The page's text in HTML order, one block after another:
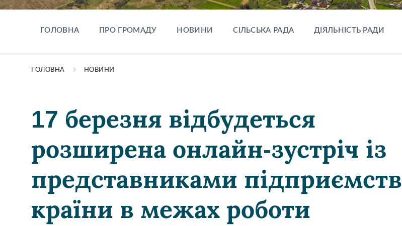
ГОЛОВНА ПРО ГРОМАДУ НОВИНИ СІЛЬСЬКА РАДА ДІЯЛЬНІСТЬ РАДИ
ГОЛОВНА НОВИНИ
17 березня відбудеться
розширена онлайн-зустріч із
представниками підприємств
країни в межах роботи